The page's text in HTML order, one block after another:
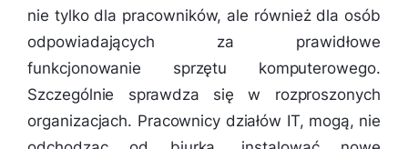
nie tylko dla pracowników, ale również dla osób
odpowiadających za prawidłowe
funkcjonowanie sprzętu komputerowego.
Szczególnie sprawdza się w rozproszonych
organizacjach. Pracownicy działów IT, mogą, nie